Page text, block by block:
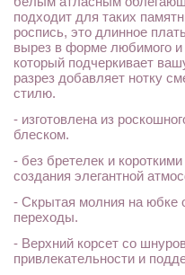
подходит для таких
роспись, это длинное
вырез в форме любимого
который подчеркивает
разрез добавляет нотку
стилю.
- изготовлена ​​из
блеском.
- без бретелек и
создания элегантной
- Скрытая молния на юбке
переходы.
- Верхний корсет со
привлекательности и